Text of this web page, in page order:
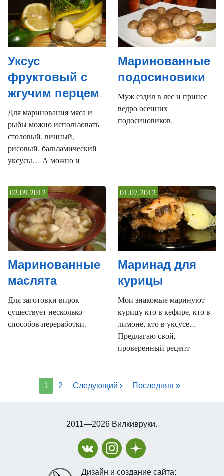
Уксус
фруктовый с
жгучим перцем
Для маринования мяса и
рыбы можно использовать
столовый, винный,
рисовый, бальзамический
уксусы… А можно и
Маринованные
подосиновики
Муж ездил в лес и принес
ведро осенних
подосиновиков.
Маринованные
маслята
02.09.2012
Для заготовки впрок
существует несколько
способов переработки.
Маринад для
курицы
01.07.2012
Мои знакомые маринуют
курицу кто в кефире, кто в
лимоне, кто в уксусе…
Предлагаю свой,
проверенный рецепт
1 2 Следующий › Последняя »
2011—2026 Вилкивруки.
Дизайн и создание сайта: